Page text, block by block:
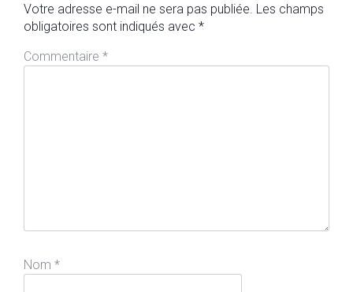
Votre adresse e-mail ne sera pas publiée. Les champs
obligatoires sont indiqués avec *
Commentaire *
Nom *